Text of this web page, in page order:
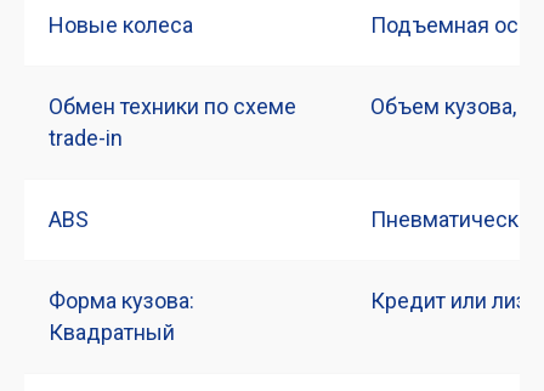
Новые колеса Подъемная ось
Обмен техники по схеме
trade-in
Объем кузова,
ABS
Форма кузова:
Квадратный
Кредит или